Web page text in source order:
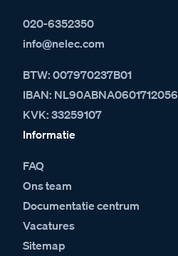
020-6352350
info@nelec.com
BTW: 007970237B01
IBAN: NL90ABNA0601712056
KVK: 33259107
Informatie
FAQ
Ons team
Documentatie centrum
Vacatures
Sitemap